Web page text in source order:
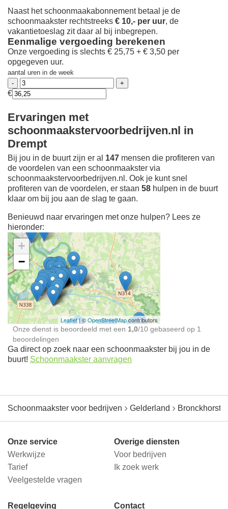
Naast het schoonmaakabonnement betaal je de
schoonmaakster rechtstreeks € 10,- per uur, de
vakantietoeslag zit daar al bij inbegrepen.
Eenmalige vergoeding berekenen
Onze vergoeding is slechts € 25,75 + € 3,50 per
opgegeven uur.
aantal uren in de week
€
Ervaringen met
schoonmaakstervoorbedrijven.nl in
Drempt
Bij jou in de buurt zijn er al 147 mensen die profiteren van
de voordelen van een schoonmaakster via
schoonmaakstervoorbedrijven.nl. Ook je kunt snel
profiteren van de voordelen, er staan 58 hulpen in de buurt
klaar om bij jou aan de slag te gaan.
Benieuwd naar ervaringen met onze hulpen? Lees ze
hieronder:
Ontdek meer ervaringen
Schoonmaakster bij
jou in de buurt
+
−
Leaflet| ©OpenStreetMapcontributors
Onze dienst is beoordeeld met een 1,0/10 gebaseerd op 1
beoordelingen
Ga direct op zoek naar een schoonmaakster bij jou in de
buurt! Schoonmaakster aanvragen
Schoonmaakster voor bedrijven Gelderland Bronckhorst
Onze service
Werkwijze
Tarief
Veelgestelde vragen
Overige diensten
Voor bedrijven
Ik zoek werk
Regelgeving Contact